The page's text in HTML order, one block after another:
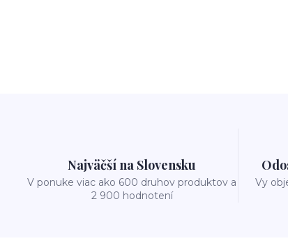
Najväčší na Slovensku
V ponuke viac ako 600 druhov produktov a
2 900 hodnotení
Vy